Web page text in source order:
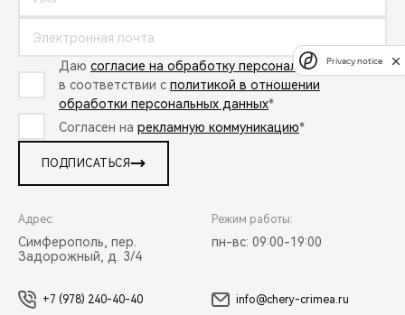
Даю согласие на обработку персональных данных
в соответствии с политикой в отношении
обработки персональных данных*
Согласен на рекламную коммуникацию*
ПОДПИСАТЬСЯ
Адрес:
Симферополь, пер.
Задорожный, д. 3/4
Режим работы:
пн-вс: 09:00-19:00
+7 (978) 240-40-40 info@chery-crimea.ru
Privacy notice